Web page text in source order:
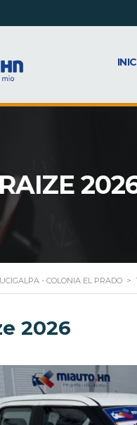
- COLONIA EL PRADO >
2026